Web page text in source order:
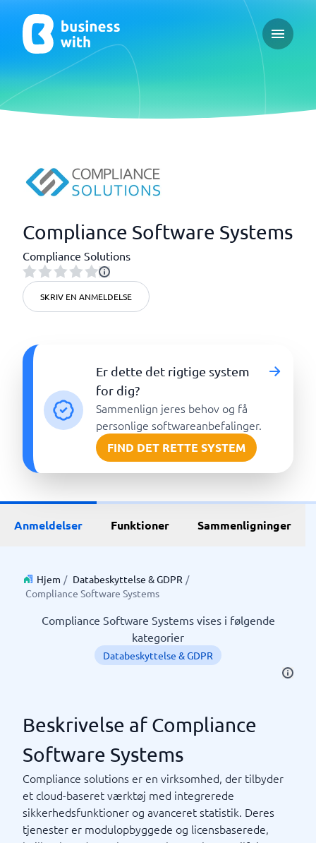
Open
Compliance Software Systems
Compliance Solutions
SKRIV EN ANMELDELSE
Er dette det rigtige system
for dig?
Sammenlign jeres behov og få
personlige softwareanbefalinger.
FIND DET RETTE SYSTEM
Anmeldelser Funktioner Sammenligninger
Hjem / Databeskyttelse & GDPR /
Compliance Software Systems
Compliance Software Systems vises i følgende
kategorier
Databeskyttelse & GDPR
Beskrivelse af Compliance
Software Systems
Compliance solutions er en virksomhed, der tilbyder
et cloud-baseret værktøj med integrerede
sikkerhedsfunktioner og avanceret statistik. Deres
tjenester er modulopbyggede og licensbaserede,